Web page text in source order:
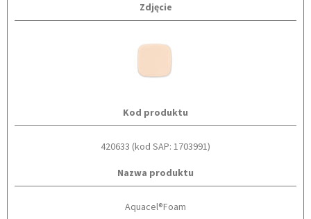
Zdjęcie
Kod produktu
420633 (kod SAP: 1703991)
Nazwa produktu
Aquacel®Foam